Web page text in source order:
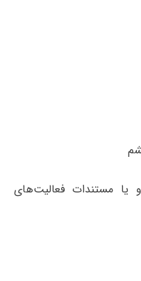
یا مستندات فعالیت‌های